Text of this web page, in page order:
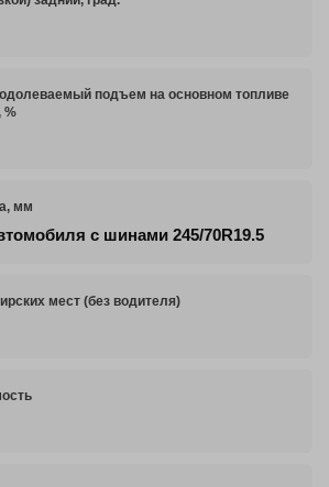
подъем на основном топливе
%
мм
с шинами 245/70R19.5
мест (без водителя)